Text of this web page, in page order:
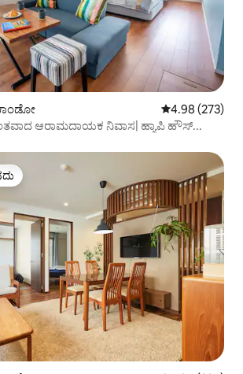
5 ರಲ್ಲಿ 4.98
4.98 (273)
ಆರಾಮದಾಯಕ ನಿವಾಸ| ಹ್ಯಾಪಿ ಹೌಸ್...